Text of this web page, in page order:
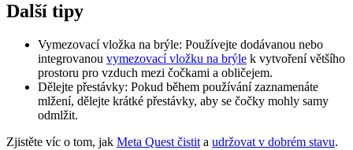
Další tipy
Vymezovací vložka na brýle: Používejte dodávanou nebo
integrovanou vymezovací vložku na brýle k vytvoření většího
prostoru pro vzduch mezi čočkami a obličejem.
Dělejte přestávky: Pokud během používání zaznamenáte
mlžení, dělejte krátké přestávky, aby se čočky mohly samy
odmlžit.
Zjistěte víc o tom, jak Meta Quest čistit a udržovat v dobrém stavu.